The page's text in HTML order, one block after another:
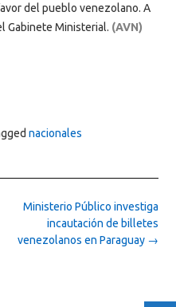
del pueblo venezolano. A
Gabinete Ministerial. (AVN)
nacionales
Ministerio Público investiga
incautación de billetes
venezolanos en Paraguay →